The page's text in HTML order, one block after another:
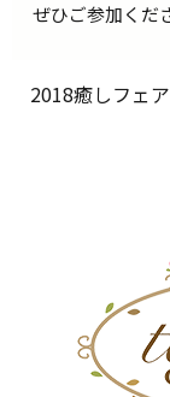
ぜひご参加くだ
2018癒しフェ